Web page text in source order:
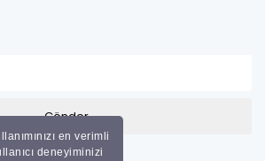
en verimli
deneyiminizi